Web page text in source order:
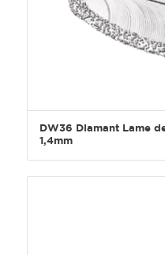
DW36 Diamant Lame
1,4mm